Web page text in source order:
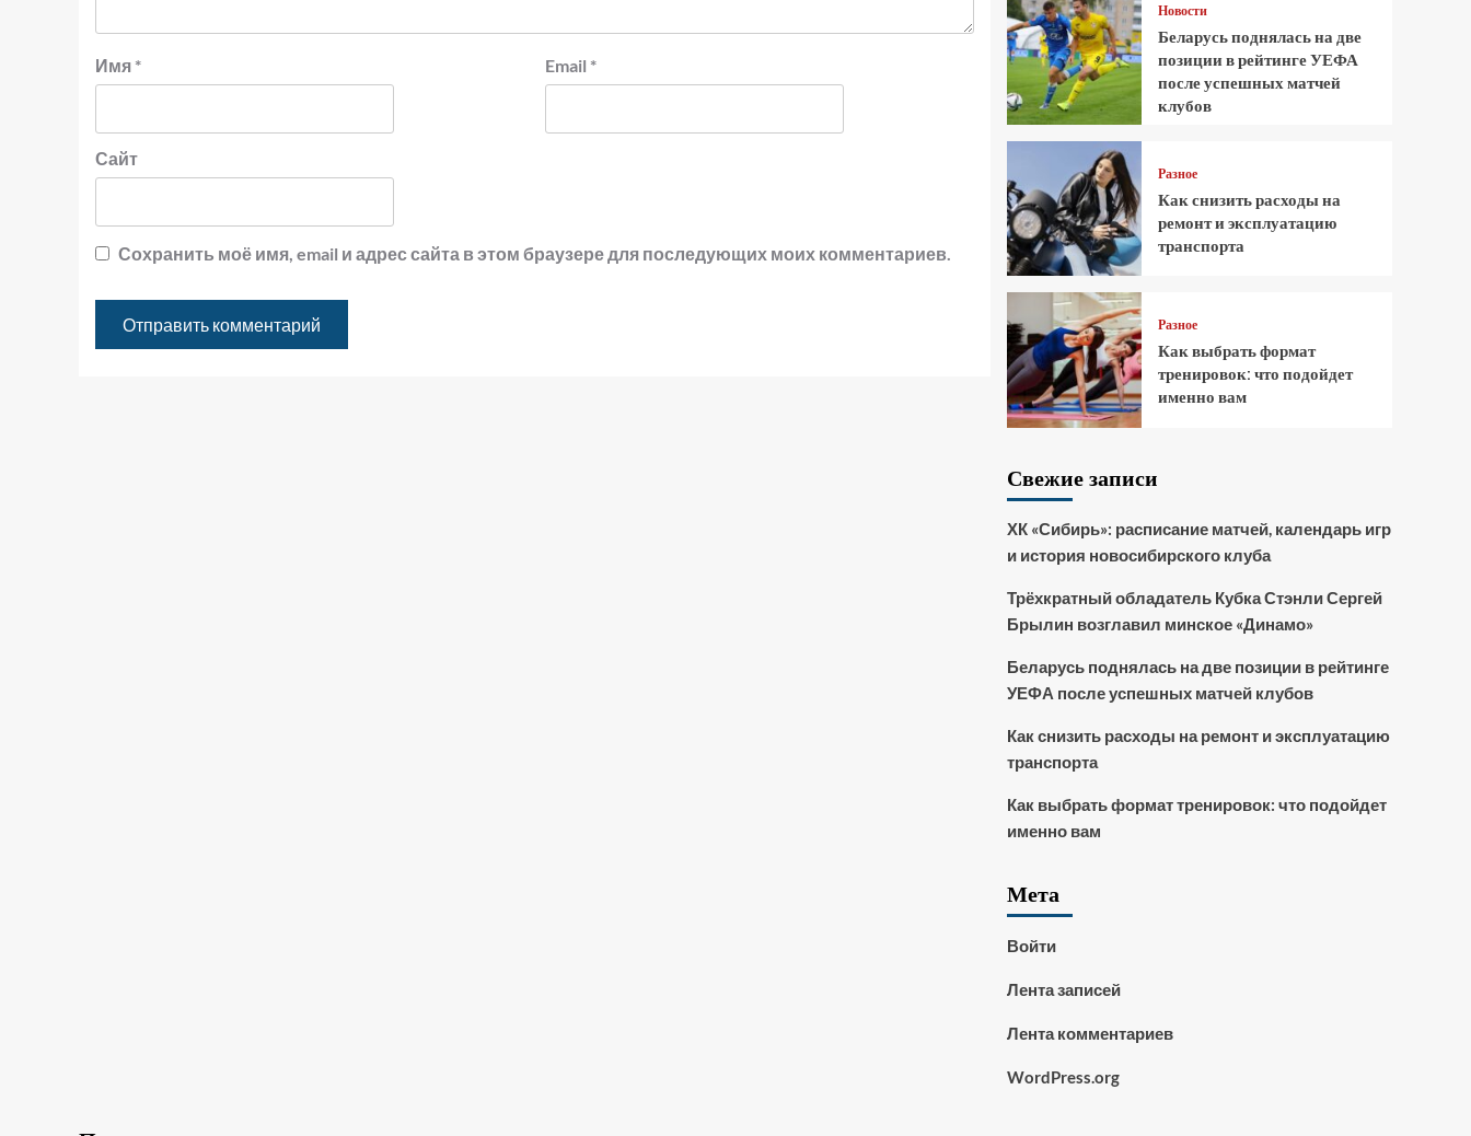
Имя * Email *
Сайт
Сохранить моё имя, email и адрес сайта в этом браузере для последующих моих комментариев.
Новости
Беларусь поднялась на две
позиции в рейтинге УЕФА
после успешных матчей
клубов
Разное
Как снизить расходы на
ремонт и эксплуатацию
транспорта
Разное
Как выбрать формат
тренировок: что подойдет
именно вам
Свежие записи
ХК «Сибирь»: расписание матчей, календарь игр
и история новосибирского клуба
Трёхкратный обладатель Кубка Стэнли Сергей
Брылин возглавил минское «Динамо»
Беларусь поднялась на две позиции в рейтинге
УЕФА после успешных матчей клубов
Как снизить расходы на ремонт и эксплуатацию
транспорта
Как выбрать формат тренировок: что подойдет
именно вам
Мета
Войти
Лента записей
Лента комментариев
WordPress.org